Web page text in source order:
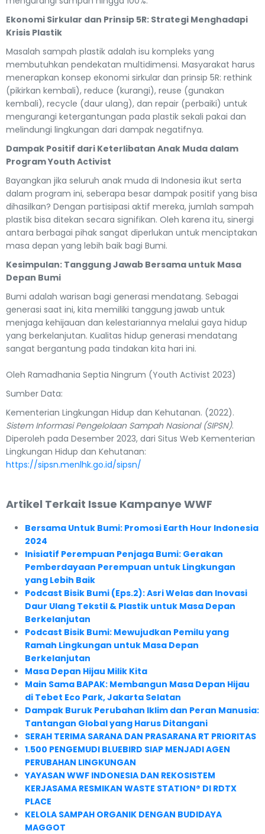
Ekonomi Sirkular dan Prinsip 5R: Strategi Menghadapi
Krisis Plastik
Masalah sampah plastik adalah isu kompleks yang
membutuhkan pendekatan multidimensi. Masyarakat harus
menerapkan konsep ekonomi sirkular dan prinsip 5R: rethink
(pikirkan kembali), reduce (kurangi), reuse (gunakan
kembali), recycle (daur ulang), dan repair (perbaiki) untuk
mengurangi ketergantungan pada plastik sekali pakai dan
melindungi lingkungan dari dampak negatifnya.
Dampak Positif dari Keterlibatan Anak Muda dalam
Program Youth Activist
Bayangkan jika seluruh anak muda di Indonesia ikut serta
dalam program ini, seberapa besar dampak positif yang bisa
dihasilkan? Dengan partisipasi aktif mereka, jumlah sampah
plastik bisa ditekan secara signifikan. Oleh karena itu, sinergi
antara berbagai pihak sangat diperlukan untuk menciptakan
masa depan yang lebih baik bagi Bumi.
Kesimpulan: Tanggung Jawab Bersama untuk Masa
Depan Bumi
Bumi adalah warisan bagi generasi mendatang. Sebagai
generasi saat ini, kita memiliki tanggung jawab untuk
menjaga kehijauan dan kelestariannya melalui gaya hidup
yang berkelanjutan. Kualitas hidup generasi mendatang
sangat bergantung pada tindakan kita hari ini.
Oleh Ramadhania Septia Ningrum (Youth Activist 2023)
Sumber Data:
Kementerian Lingkungan Hidup dan Kehutanan. (2022).
Sistem Informasi Pengelolaan Sampah Nasional (SIPSN).
Diperoleh pada Desember 2023, dari Situs Web Kementerian
Lingkungan Hidup dan Kehutanan:
https://sipsn.menlhk.go.id/sipsn/
Artikel Terkait Issue Kampanye WWF
Bersama Untuk Bumi: Promosi Earth Hour Indonesia
2024
Inisiatif Perempuan Penjaga Bumi: Gerakan
Pemberdayaan Perempuan untuk Lingkungan
yang Lebih Baik
Podcast Bisik Bumi (Eps.2): Asri Welas dan Inovasi
Daur Ulang Tekstil & Plastik untuk Masa Depan
Berkelanjutan
Podcast Bisik Bumi: Mewujudkan Pemilu yang
Ramah Lingkungan untuk Masa Depan
Berkelanjutan
Masa Depan Hijau Milik Kita
Main Sama BAPAK: Membangun Masa Depan Hijau
di Tebet Eco Park, Jakarta Selatan
Dampak Buruk Perubahan Iklim dan Peran Manusia:
Tantangan Global yang Harus Ditangani
SERAH TERIMA SARANA DAN PRASARANA RT PRIORITAS
1.500 PENGEMUDI BLUEBIRD SIAP MENJADI AGEN
PERUBAHAN LINGKUNGAN
YAYASAN WWF INDONESIA DAN REKOSISTEM
KERJASAMA RESMIKAN WASTE STATION® DI RDTX
PLACE
KELOLA SAMPAH ORGANIK DENGAN BUDIDAYA
MAGGOT